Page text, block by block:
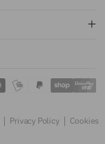
Privacy Policy Cookies